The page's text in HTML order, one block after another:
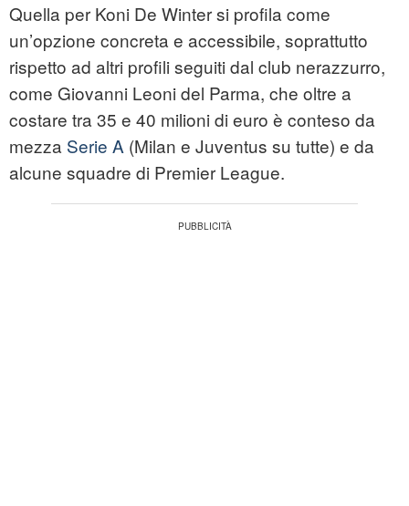
Quella per Koni De Winter si profila come
un’opzione concreta e accessibile, soprattutto
rispetto ad altri profili seguiti dal club nerazzurro,
come Giovanni Leoni del Parma, che oltre a
costare tra 35 e 40 milioni di euro è conteso da
mezza Serie A (Milan e Juventus su tutte) e da
alcune squadre di Premier League.